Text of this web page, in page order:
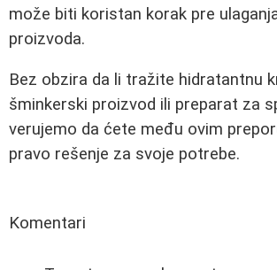
može biti koristan korak pre
proizvoda.
Bez obzira da li tražite hidratantnu
šminkerski proizvod ili preparat za
verujemo da ćete među ovim
pravo rešenje za svoje potrebe.
Komentari